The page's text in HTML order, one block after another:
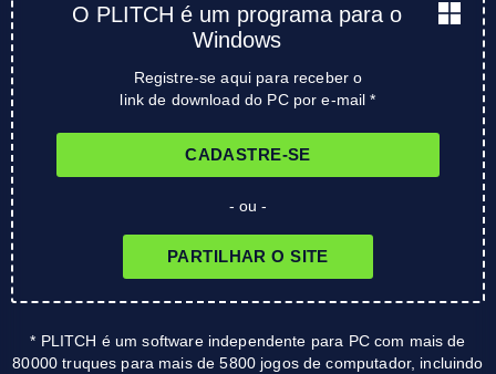
O PLITCH é um programa para o
Windows
Registre-se aqui para receber o
link de download do PC por e-mail *
CADASTRE-SE
- ou -
PARTILHAR O SITE
* PLITCH é um software independente para PC com mais de
80000 truques para mais de 5800 jogos de computador, incluindo